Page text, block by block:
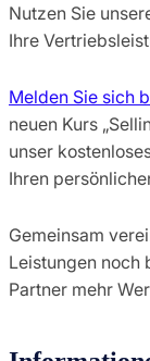
Nutzen Sie
Ihre
Melden Sie sich
neuen Kurs
unser
Ihren
Gemeinsam
Leistungen noch
Partner mehr